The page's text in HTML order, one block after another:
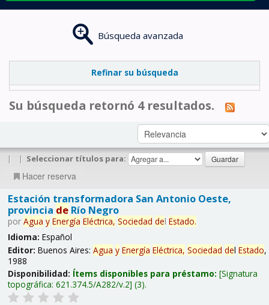
Búsqueda avanzada
Refinar su búsqueda
Su búsqueda retornó 4 resultados.
| | Seleccionar títulos para:
Hacer reserva
Estación transformadora San Antonio Oeste,
provincia deRío Negro
por Agua y Energía Eléctrica, Sociedad del Estado.
Idioma: Español
Editor: Buenos Aires: Agua y Energía Eléctrica, Sociedad del Estado,
1988
Disponibilidad: Ítems disponibles para préstamo: Signatura
topográfica: 621.374.5/A282/v.2 (3).